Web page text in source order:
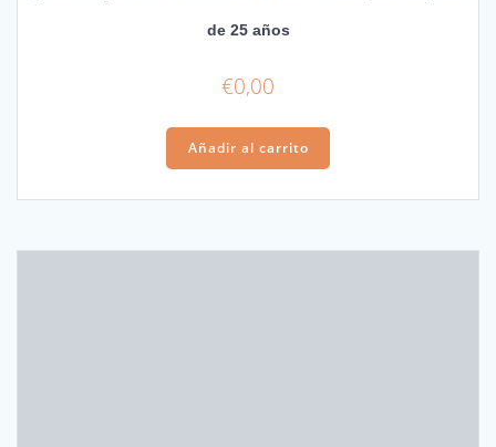
de 25 años
€0,00
Añadir al carrito